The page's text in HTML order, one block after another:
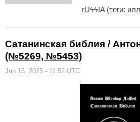
rUϟϟIA(теги:
Сатанинская библия /
(№5269, №5453)
Jun 15, 2025 - 11:52 UTC